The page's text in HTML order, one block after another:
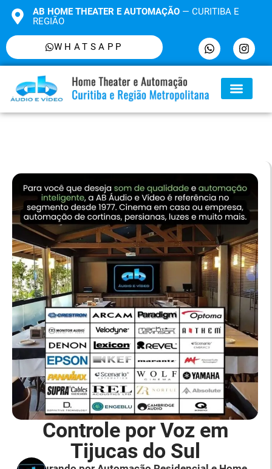
AB HOME THEATER E AUTOMAÇÃO— CURITIBA E
REGIÃO
WHATSAPP
Controle por Voz em
Tijucas do Sul